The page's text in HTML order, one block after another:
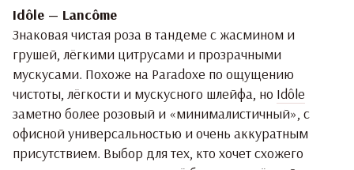
Idôle — Lancôme
Знаковая чистая роза в тандеме с жасмином и
грушей, лёгкими цитрусами и прозрачными
мускусами. Похоже на Paradoxe по ощущению
чистоты, лёгкости и мускусного шлейфа, но Idôle
заметно более розовый и «минималистичный», с
офисной универсальностью и очень аккуратным
присутствием. Выбор для тех, кто хочет схожего